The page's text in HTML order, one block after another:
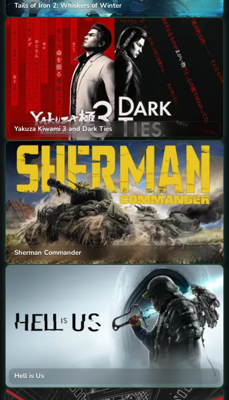
Tails of Iron 2: Whiskers of Winter
Yakuza Kiwami 3 and Dark Ties
Sherman Commander
Hell is Us